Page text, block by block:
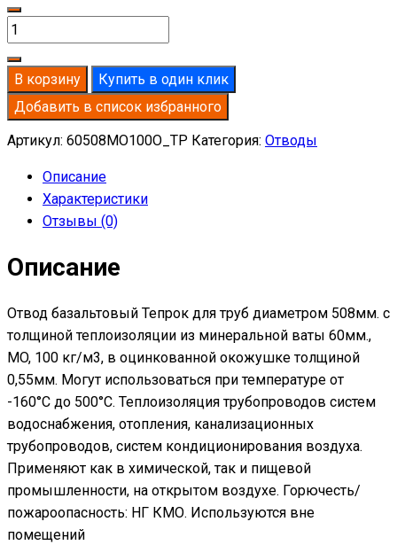
Количество
товара
Отвод
базальтовый
D508-
T60
100
оцинкованной
толщиной
В корзину
Купить в один клик
Добавить в список избранного
Артикул: 60508MO100O_TP Категория: Отводы
Описание
Характеристики
Отзывы (0)
Описание
Отвод базальтовый Тепрок для труб диаметром 508мм. с
толщиной теплоизоляции из минеральной ваты 60мм.,
MO, 100 кг/м3, в оцинкованной окожушке толщиной
0,55мм. Могут использоваться при температуре от
-160°С до 500°С. Теплоизоляция трубопроводов систем
водоснабжения, отопления, канализационных
трубопроводов, систем кондиционирования воздуха.
Применяют как в химической, так и пищевой
промышленности, на открытом воздухе. Горючесть/
пожароопасность: НГ КМО. Используются вне
помещений